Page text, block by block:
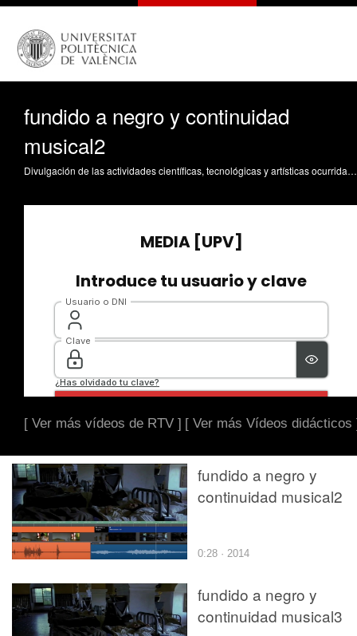
fundido a negro y continuidad
musical2
Divulgación de las actividades científicas, tecnológicas y artísticas ocurridas en los tres campus de la UPV
[ Ver más vídeos de RTV ] [ Ver más Vídeos didácticos
fundido a negro y
continuidad musical2
0:28 · 2014
fundido a negro y
continuidad musical3